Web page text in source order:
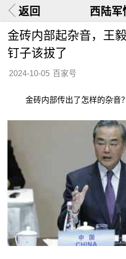
返回 西陆军
金砖内部起杂音，王
钉子该拔了
2024-10-05 百家号
金砖内部传出了怎样的杂音